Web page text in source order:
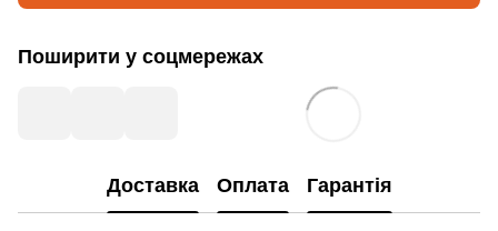
Поширити у соцмережах
Доставка Оплата Гарантія